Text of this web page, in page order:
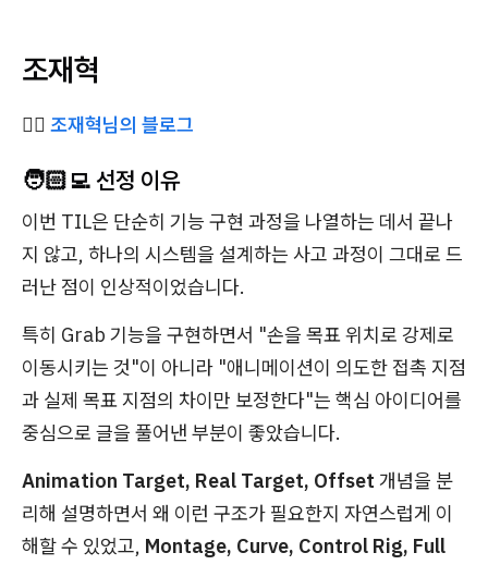
조재혁
✍🏻 조재혁님의 블로그
🧑🏻‍💻 선정 이유
이번 TIL은 단순히 기능 구현 과정을 나열하는 데서 끝나
지 않고, 하나의 시스템을 설계하는 사고 과정이 그대로 드
러난 점이 인상적이었습니다.
특히 Grab 기능을 구현하면서 "손을 목표 위치로 강제로
이동시키는 것"이 아니라 "애니메이션이 의도한 접촉 지점
과 실제 목표 지점의 차이만 보정한다"는 핵심 아이디어를
중심으로 글을 풀어낸 부분이 좋았습니다.
Animation Target, Real Target, Offset 개념을 분
리해 설명하면서 왜 이런 구조가 필요한지 자연스럽게 이
해할 수 있었고, Montage, Curve, Control Rig, Full